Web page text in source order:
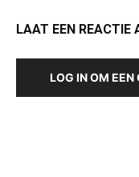
LAAT EEN REACTIE
LOG IN OM EEN